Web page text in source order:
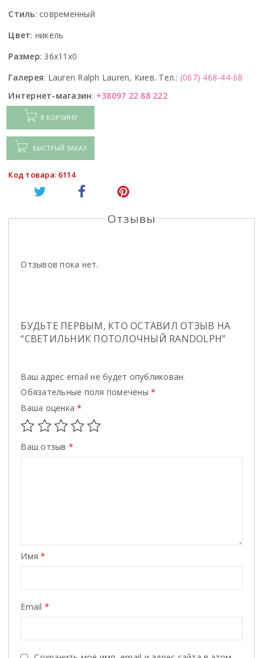
Стиль: современный
Цвет: никель
Размер: 36x11x0
Галерея: Lauren Ralph Lauren, Киев. Тел.: (067) 468-44-68
Интернет-магазин: +38097 22 88 222
В КОРЗИНУ
БЫСТРЫЙ ЗАКАЗ
Код товара: 6114
Отзывы
Отзывов пока нет.
БУДЬТЕ ПЕРВЫМ, КТО ОСТАВИЛ ОТЗЫВ НА
“СВЕТИЛЬНИК ПОТОЛОЧНЫЙ RANDOLPH”
Ваш адрес email не будет опубликован.
Обязательные поля помечены*
Ваша оценка*
Ваш отзыв *
Имя*
Email *